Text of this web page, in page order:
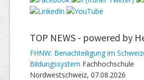
TOP NEWS - powered by
FHNW: Benachteiligung im
Bildungssystem Fachhochschule
Nordwestschweiz, 07.08.2026